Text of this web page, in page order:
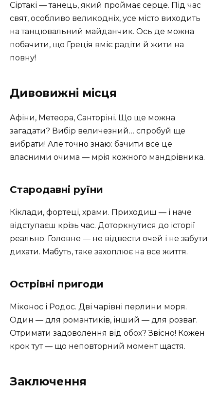
Сіртакі — танець, який проймає серце. Під час
свят, особливо великодніх, усе місто виходить
на танцювальний майданчик. Ось де можна
побачити, що Греція вміє радіти й жити на
повну!
Дивовижні місця
Афіни, Метеора, Санторіні. Що ще можна
загадати? Вибір величезний… спробуй ще
вибрати! Але точно знаю: бачити все це
власними очима — мрія кожного мандрівника.
Стародавні руїни
Кіклади, фортеці, храми. Приходиш — і наче
відступаєш крізь час. Доторкнутися до історії
реально. Головне — не відвести очей і не забути
дихати. Мабуть, таке захоплює на все життя.
Острівні пригоди
Міконос і Родос. Дві чарівні перлини моря.
Один — для романтиків, інший — для розваг.
Отримати задоволення від обох? Звісно! Кожен
крок тут — що неповторний момент щастя.
Заключення